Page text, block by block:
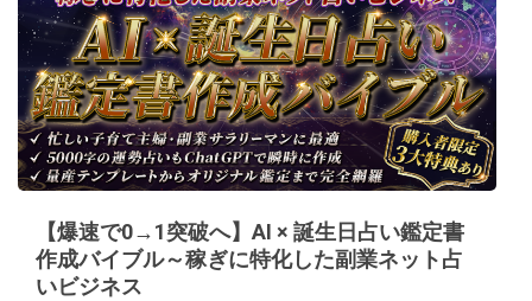
ー
シ
ョ
ン【爆速で0→1突破へ】AI × 誕生日占い鑑定書
作成バイブル～稼ぎに特化した副業ネット占
いビジネス